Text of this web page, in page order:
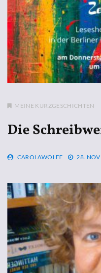
MEINE KURZGESCHICHTEN
Die
CAROLAWOLFF 28.